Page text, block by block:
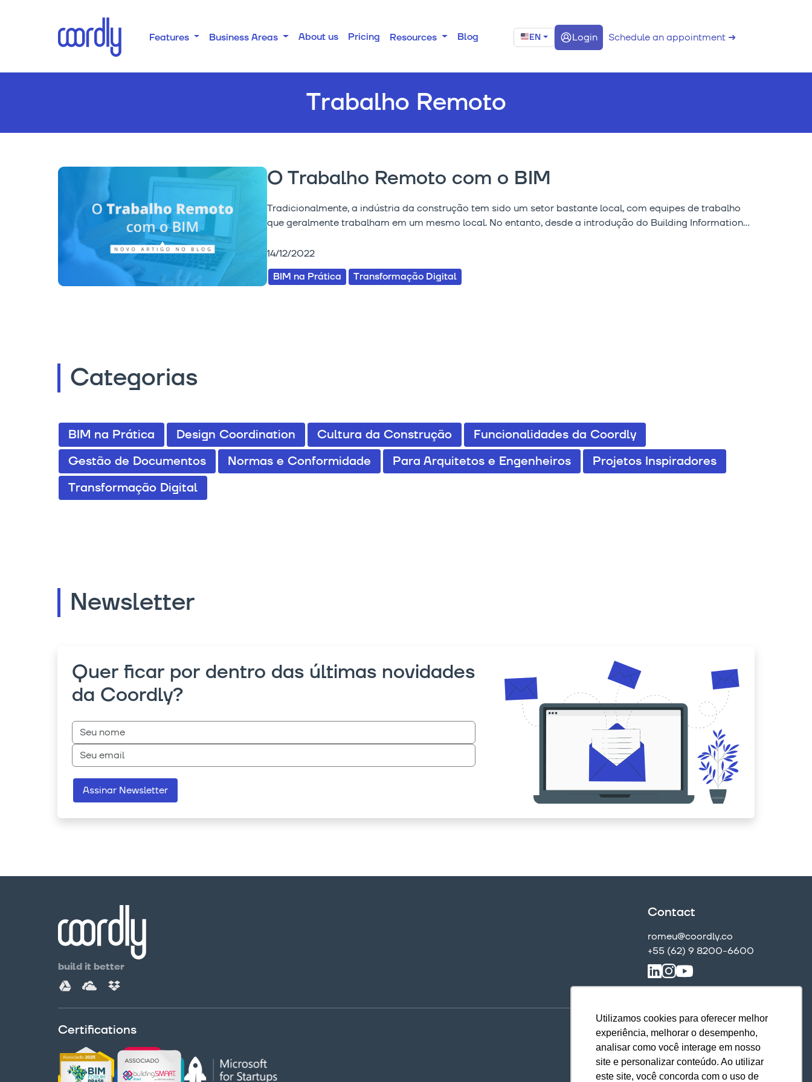
Utilizamos cookies para oferecer melhor
experiência, melhorar o desempenho,
analisar como você interage em nosso
site e personalizar conteúdo. Ao utilizar
este site, você concorda com o uso de
Features Business Areas About us Pricing Resources Blog EN Login Schedule an appointment ➜
Trabalho Remoto
O Trabalho Remoto com o BIM
Tradicionalmente, a indústria da construção tem sido um setor bastante local, com equipes de trabalho
que geralmente trabalham em um mesmo local. No entanto, desde a introdução do Building Information...
14/12/2022
BIM na Prática
Transformação Digital
Categorias
BIM na Prática Design Coordination Cultura da Construção
Funcionalidades da Coordly
Gestão de Documentos
Normas e Conformidade Para Arquitetos e Engenheiros
Projetos Inspiradores
Transformação Digital
Newsletter
Quer ficar por dentro das últimas novidades
da Coordly?
Assinar Newsletter
build it better
Contact
romeu@coordly.co
+55 (62) 9 8200-6600
Certifications Download our apps